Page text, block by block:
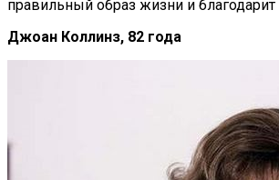
правильный образ жизни и благодарит
Джоан Коллинз, 82 года